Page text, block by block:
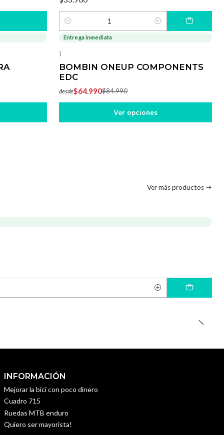
Cantidad
-24%
Entrega inmediata
|
BOMBIN ONEUP COMPONENTS
EDC
desde$64.990$84.990
Ver opciones
Ver más productos
INFORMACIÓN
Mejorar la bici con poco dinero
Cuadro 715
Ruedas MTB enduro
Quiero ser mayorista!